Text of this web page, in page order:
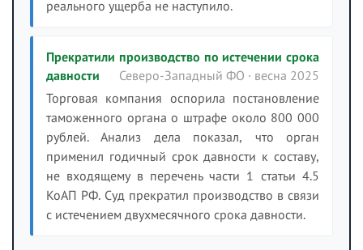
реального ущерба не наступило.
Прекратили производство по истечении срока
давности
Северо-Западный ФО · весна 2025
Торговая компания оспорила постановление
таможенного органа о штрафе около 800 000
рублей. Анализ дела показал, что орган
применил годичный срок давности к составу,
не входящему в перечень части 1 статьи 4.5
КоАП РФ. Суд прекратил производство в связи
с истечением двухмесячного срока давности.